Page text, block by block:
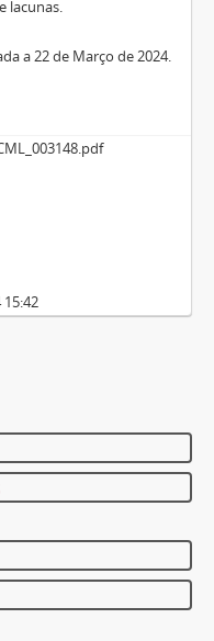
lacunas.
a 22 de Março de 2024.